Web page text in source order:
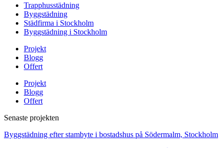
Trapphusstädning
Byggstädning
Städfirma i Stockholm
Byggstädning i Stockholm
Projekt
Blogg
Offert
Projekt
Blogg
Offert
Senaste projekten
Byggstädning efter stambyte i bostadshus på Södermalm, Stockholm